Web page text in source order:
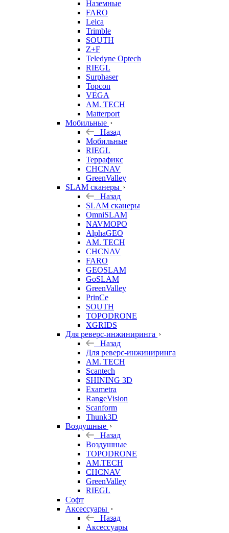
Наземные
FARO
Leica
Trimble
SOUTH
Z+F
Teledyne Optech
RIEGL
Surphaser
Topcon
VEGA
AM. TECH
Matterport
Мобильные
Назад
Мобильные
RIEGL
Террафикс
CHCNAV
GreenValley
SLAM сканеры
Назад
SLAM сканеры
OmniSLAM
NAVMOPO
AlphaGEO
AM. TECH
CHCNAV
FARO
GEOSLAM
GoSLAM
GreenValley
PrinCe
SOUTH
TOPODRONE
XGRIDS
Для реверс-инжиниринга
Назад
Для реверс-инжиниринга
AM. TECH
Scantech
SHINING 3D
Exametra
RangeVision
Scanform
Thunk3D
Воздушные
Назад
Воздушные
TOPODRONE
AM.TECH
CHCNAV
GreenValley
RIEGL
Софт
Аксессуары
Назад
Аксессуары